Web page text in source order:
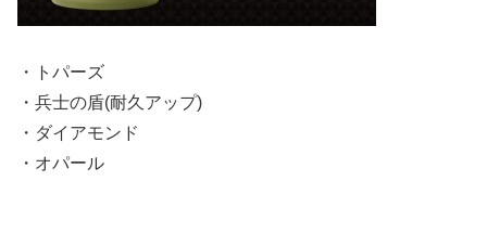
・トパーズ
・兵士の盾(耐久アップ)
・ダイアモンド
・オパール